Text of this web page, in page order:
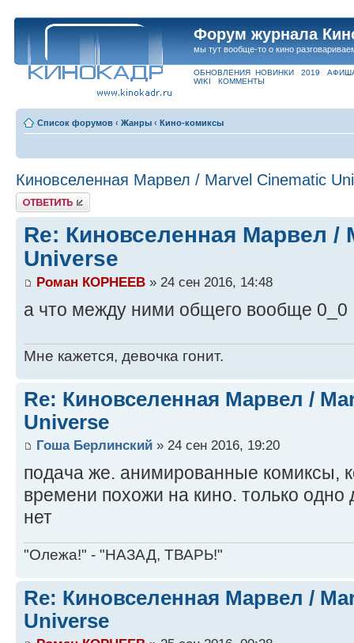
Форум журнала
мы тут вообще-то о кино
ОБНОВЛЕНИЯ НОВИНКИ 2019
WIKI
КОММЕНТЫ
Список форумов ‹ Жанры ‹ Кино-комиксы
Киновселенная Марвел / Marvel Cinematic
Ответить
Re: Киновселенная Марвел /
Universe
Роман КОРНЕЕВ » 24 сен 2016, 14:48
а что между ними общего вообще 0_0
Мне кажется, девочка гонит.
Re: Киновселенная Марвел /
Universe
Гоша Берлинский » 24 сен 2016, 19:20
подача же. анимированные комиксы,
времени похожи на кино. только одно
нет
"Олежа!" - "НАЗАД, ТВАРЬ!"
Re: Киновселенная Марвел /
Universe